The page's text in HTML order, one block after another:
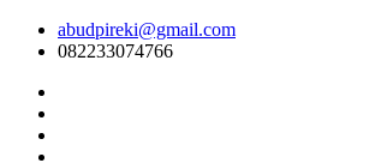
Skip
content
abudpireki@gmail.com
082233074766